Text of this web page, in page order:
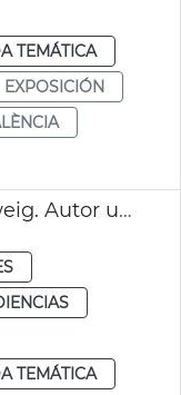
TEMÁTICA
EXPOSICIÓN
Exposición MHV Stefan Zweig. Autor universal
TEMÁTICA